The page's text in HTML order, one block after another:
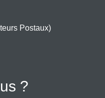
Postaux)
?